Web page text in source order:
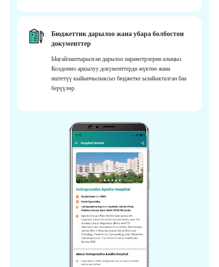
Бюджеттик дарылоо жана убара болбостон
документтер
Ыңгайлаштырылган дарылоо параметрлерин алыңыз.
Колдонмо аркылуу документтерди жүктөө жана
иштетүү кыйынчылыксыз бюджетке ылайыкталган баа
берүүлөр.